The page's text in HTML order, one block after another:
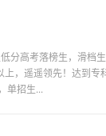
分高考落榜生，滑档
，遥遥领先！达到专
单招生...